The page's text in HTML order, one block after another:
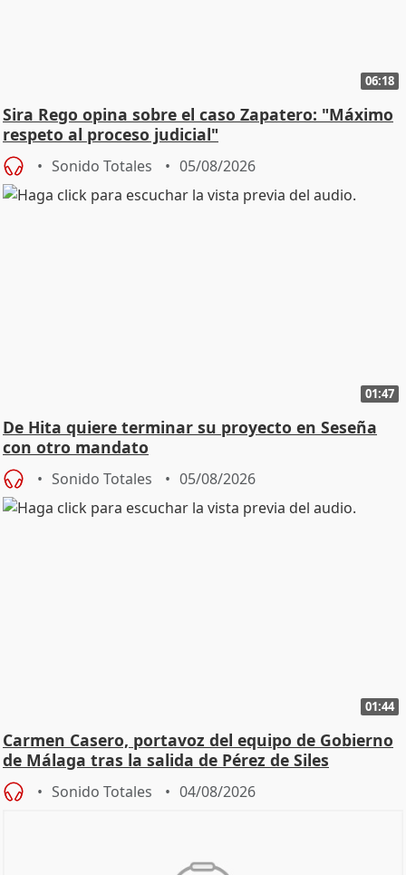
06:18
Sira Rego opina sobre el caso Zapatero: "Máximo
respeto al proceso judicial"
Sonido Totales 05/08/2026
01:47
De Hita quiere terminar su proyecto en Seseña
con otro mandato
Sonido Totales 05/08/2026
01:44
Carmen Casero, portavoz del equipo de Gobierno
de Málaga tras la salida de Pérez de Siles
Sonido Totales 04/08/2026